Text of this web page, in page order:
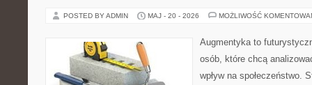
POSTED BY ADMIN MAJ - 20 - 2026 MOŻLIWOŚĆ
Augmentyka to
osób, które chcą
wpływ na społeczeństwo.